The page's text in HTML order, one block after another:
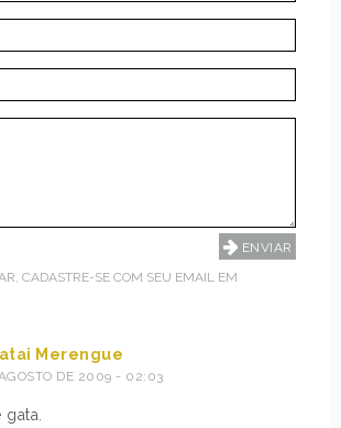
CADASTRE-SE COM SEU EMAIL EM
Merengue
DE 2009 - 02:03